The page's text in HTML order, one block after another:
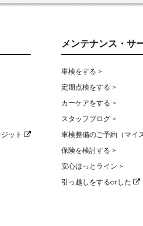
ット
メンテナンス・サ
車検をする >
定期点検をする >
カーケアをする >
スタッフブログ >
車検整備のご予約（マイ
保険を検討する >
安心ほっとライン >
引っ越しをするorした